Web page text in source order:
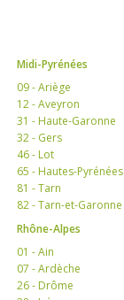
Midi-Pyrénées
09 - Ariège
12 - Aveyron
31 - Haute-Garonne
32 - Gers
46 - Lot
65 - Hautes-Pyrénées
81 - Tarn
82 - Tarn-et-Garonne
Rhône-Alpes
01 - Ain
07 - Ardèche
26 - Drôme